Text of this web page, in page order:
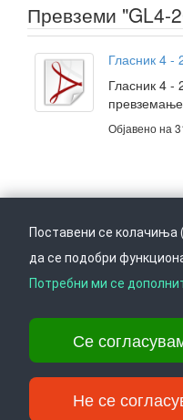
Превземи "GL4-
Гласник 4 -
Гласник 4 -
Објавено на
Врати се горе
Ул. Даме Груев 14, Катна
Тел: +389 2 3103 601 (641),
info@ippo.gov.mk
Поставени се колачиња
да се подобри
Потребни ми се
Се
Не се